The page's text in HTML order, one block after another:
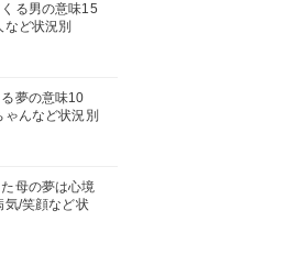
くる男の意味15
ど状況別
る夢の意味10
んなど状況別
た母の夢は心境
気/笑顔など状